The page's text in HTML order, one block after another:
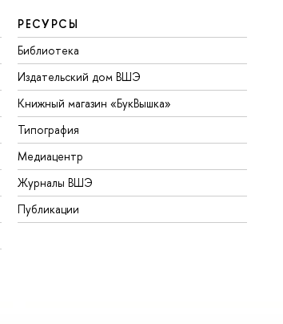
РЕСУРСЫ
Библиотека
Издательский дом ВШЭ
Книжный магазин «БукВышка»
Типография
Медиацентр
Журналы ВШЭ
Публикации